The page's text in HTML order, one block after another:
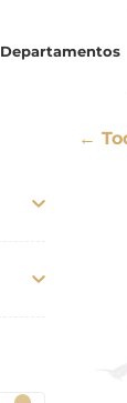
Departamentos
←